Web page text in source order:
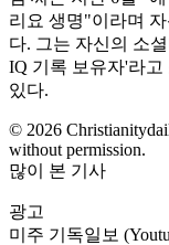
리요 생명"이라며
다. 그는 자신의 소
IQ 기록 보유자'라고
있다.
© 2026
without permission.
많이 본 기사
광고
미주 기독일보